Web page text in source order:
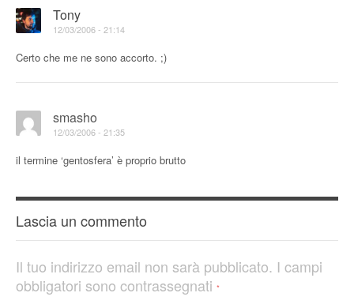
Tony
12/03/2006 - 21:14
Certo che me ne sono accorto. ;)
smasho
12/03/2006 - 21:35
il termine ‘gentosfera’ è proprio brutto
Lascia un commento
Il tuo indirizzo email non sarà pubblicato. I campi
obbligatori sono contrassegnati *